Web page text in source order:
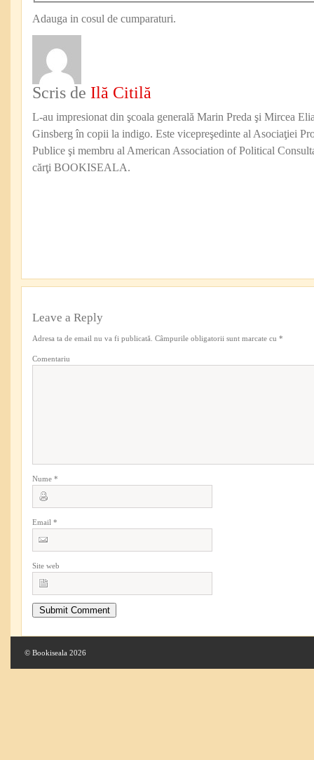
Adauga in cosul de cumparaturi.
Scris de Ilă Citilă
L-au impresionat din şcoala generală Marin Preda şi Mircea
Ginsberg în copii la indigo. Este vicepreşedinte al Asociaţiei
Publice şi membru al American Association of Political
cărţi BOOKISEALA.
Leave a Reply
Adresa ta de email nu va fi publicată. Câmpurile obligatorii sunt marcate cu *
Comentariu
Nume *
Email *
Site web
© Bookiseala 2026